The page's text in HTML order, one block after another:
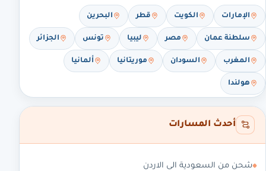
الإمارات الكويت قطر البحرين
سلطنة عمان مصر ليبيا تونس الجزائر
المغرب السودان موريتانيا ألمانيا
هولندا
أحدث المسارات
شحن من السعودية الى الاردن